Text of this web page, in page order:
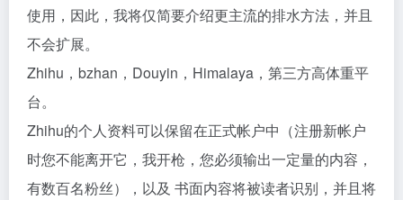
使用，因此，我将仅简要介绍更主流的排水方法，并且
不会扩展。
Zhihu，bzhan，Douyin，Himalaya，第三方高体重平
台。
Zhihu的个人资料可以保留在正式帐户中（注册新帐户
时您不能离开它，我开枪，您必须输出一定量的内容，
有数百名粉丝），以及 书面内容将被读者识别，并且将